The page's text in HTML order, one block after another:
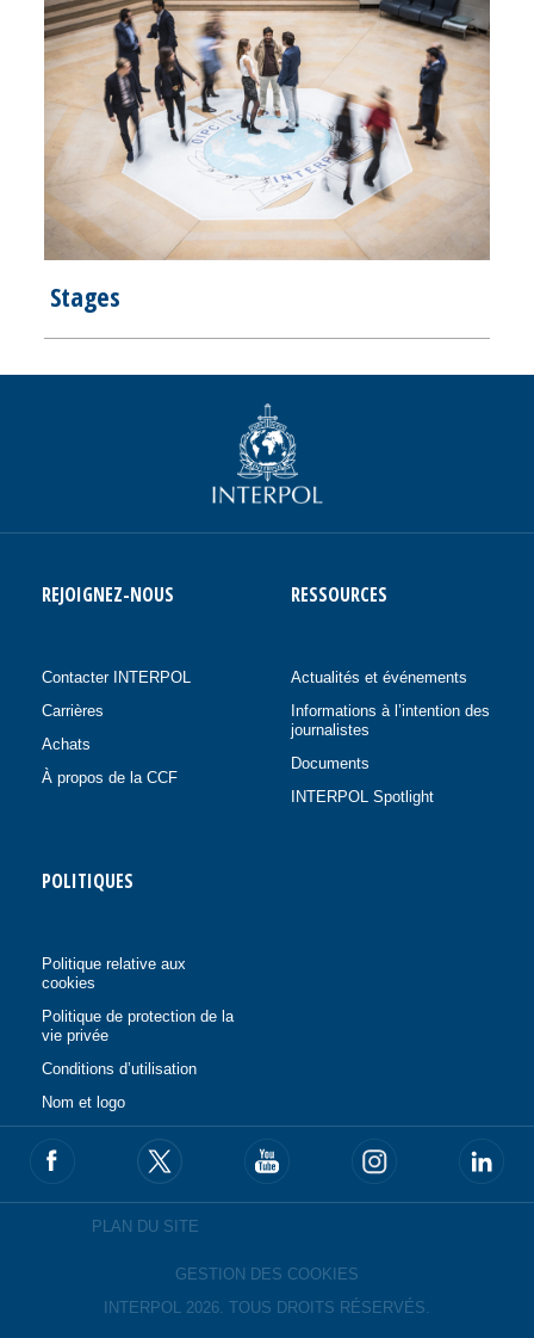
Stages
REJOIGNEZ-NOUS
Contacter INTERPOL
Carrières
Achats
À propos de la CCF
RESSOURCES
Actualités et événements
Informations à l’intention des
journalistes
Documents
INTERPOL Spotlight
POLITIQUES
Politique relative aux
cookies
Politique de protection de la
vie privée
Conditions d’utilisation
Nom et logo
PLAN DU SITE
GESTION DES COOKIES
INTERPOL 2026. TOUS DROITS RÉSERVÉS.